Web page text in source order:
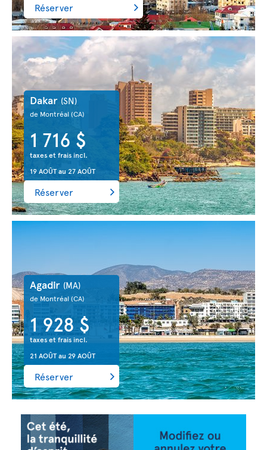
Réserver
Dakar (SN)
de Montréal(CA)
1 716 $
taxes et frais incl.
19 AOÛTau 27 AOÛT
Réserver
Agadir (MA)
de Montréal(CA)
1 928 $
taxes et frais incl.
21 AOÛTau 29 AOÛT
Réserver